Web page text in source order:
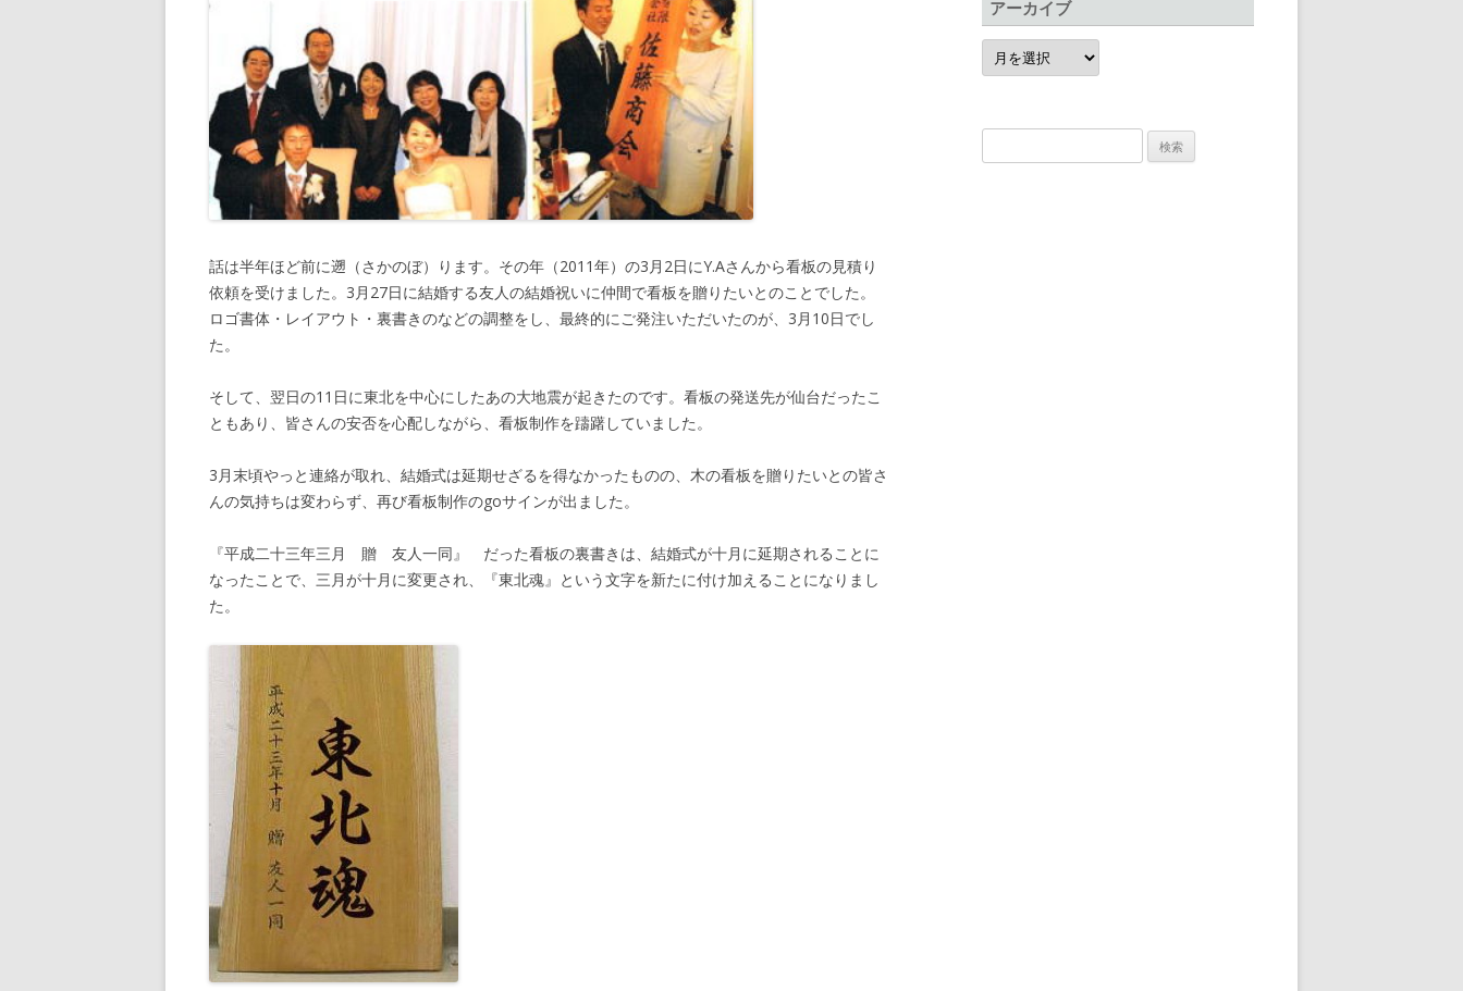
話は半年ほど前に遡（さかのぼ）ります。その年（2011年）の3月2日にY.Aさんから看板の見積り
依頼を受けました。3月27日に結婚する友人の結婚祝いに仲間で看板を贈りたいとのことでした。
ロゴ書体・レイアウト・裏書きのなどの調整をし、最終的にご発注いただいたのが、3月10日でし
た。
そして、翌日の11日に東北を中心にしたあの大地震が起きたのです。看板の発送先が仙台だったこ
ともあり、皆さんの安否を心配しながら、看板制作を躊躇していました。
3月末頃やっと連絡が取れ、結婚式は延期せざるを得なかったものの、木の看板を贈りたいとの皆さ
んの気持ちは変わらず、再び看板制作のgoサインが出ました。
『平成二十三年三月 贈 友人一同』 だった看板の裏書きは、結婚式が十月に延期されることに
なったことで、三月が十月に変更され、『東北魂』という文字を新たに付け加えることになりまし
た。
アーカイブ
ア
ー
カ
索: